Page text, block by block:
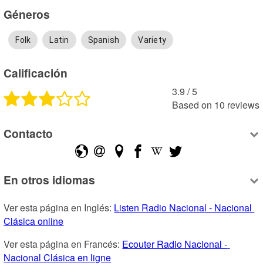
Géneros
Folk Latin Spanish Variety
Calificación
3.9 /5
Based on 10 reviews
Contacto
En otros idiomas
Ver esta página en Inglés: Listen Radio Nacional - Nacional
Clásica online
Ver esta página en Francés: Ecouter Radio Nacional -
Nacional Clásica en ligne